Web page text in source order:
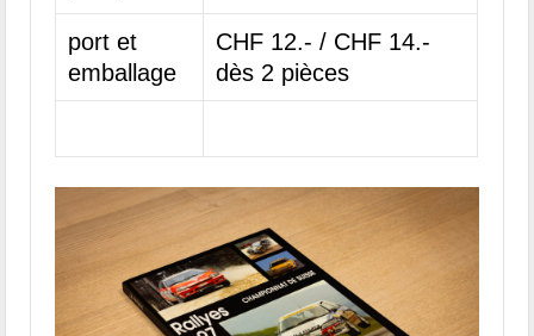
port et
emballage
CHF 12.- / CHF 14.-
dès 2 pièces